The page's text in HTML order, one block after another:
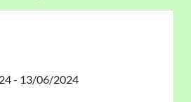
- 13/06/2024